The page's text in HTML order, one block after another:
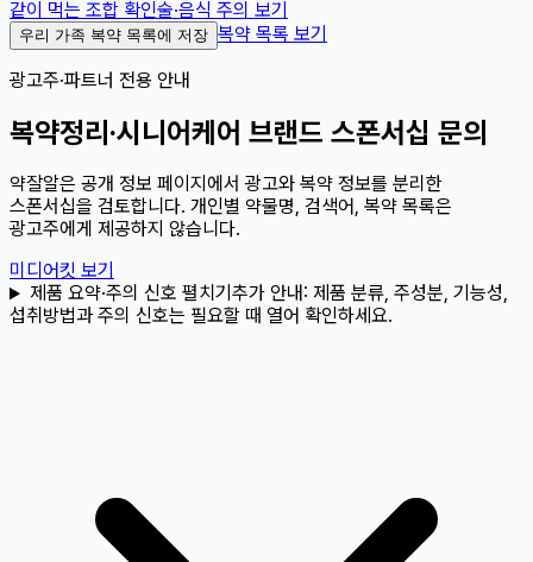
같이 먹는 조합 확인술·음식 주의 보기
우리 가족 복약 목록에 저장 복약 목록 보기
광고주·파트너 전용 안내
복약정리·시니어케어 브랜드 스폰서십 문의
약잘알은 공개 정보 페이지에서 광고와 복약 정보를 분리한
스폰서십을 검토합니다. 개인별 약물명, 검색어, 복약 목록은
광고주에게 제공하지 않습니다.
미디어킷 보기
제품 요약·주의 신호 펼치기 추가 안내: 제품 분류, 주성분, 기능성,
섭취방법과 주의 신호는 필요할 때 열어 확인하세요.